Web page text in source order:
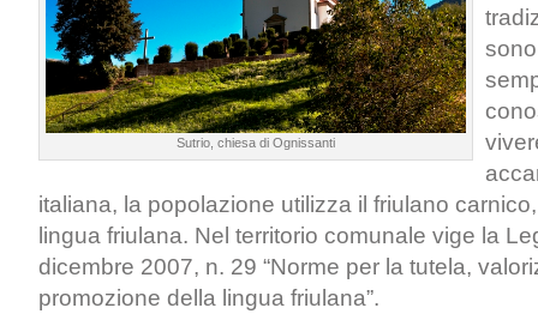
Sutrio, chiesa di Ognissanti
italiana, la popolazione utilizza il friulano
lingua friulana. Nel territorio comunale vige la
dicembre 2007, n. 29 “Norme per la tutela,
promozione della lingua friulana”.